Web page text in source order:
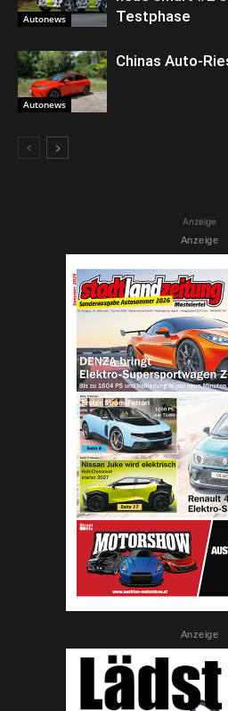
Autonews
Testphase
Autonews
Chinas Auto-
Anzeige
Anzeige
Anzeige